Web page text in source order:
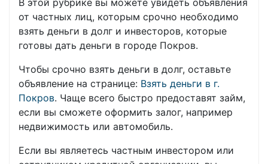
В этой рубрике вы можете увидеть объявления
от частных лиц, которым срочно необходимо
взять деньги в долг и инвесторов, которые
готовы дать деньги в городе Покров.
Чтобы срочно взять деньги в долг, оставьте
объявление на странице: Взять деньги в г.
Покров. Чаще всего быстро предоставят займ,
если вы сможете оформить залог, например
недвижимость или автомобиль.
Если вы являетесь частным инвестором или